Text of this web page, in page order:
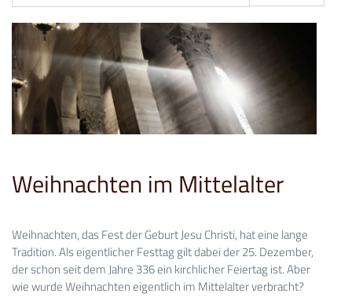
Weihnachten im Mittelalter
Weihnachten, das Fest der Geburt Jesu Christi, hat eine lange
Tradition. Als eigentlicher Festtag gilt dabei der 25. Dezember,
der schon seit dem Jahre 336 ein kirchlicher Feiertag ist. Aber
wie wurde Weihnachten eigentlich im Mittelalter verbracht?